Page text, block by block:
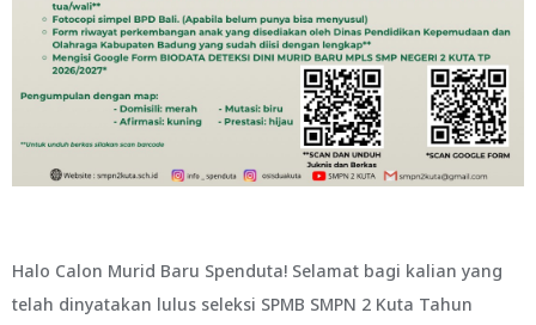
Halo Calon Murid Baru Spenduta! Selamat bagi kalian yang
telah dinyatakan lulus seleksi SPMB SMPN 2 Kuta Tahun